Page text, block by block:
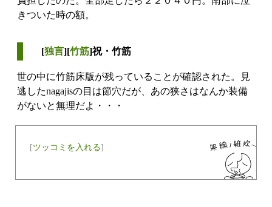
きついた時の額。
[独言][竹筋]祝・竹筋
世の中に竹筋床版が残っていることが確認された。見
逃したnagajisの目は節穴だが、あの狭さはなんか装備
がないと無理だよ・・・
[ツッコミを入れる]